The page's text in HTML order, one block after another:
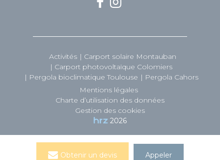
Obtenir un devis Appeler
Activités
Carport solaire Montauban
Carport photovoltaïque Colomiers
Pergola bioclimatique Toulouse
Pergola Cahors
Mentions légales
Charte d’utilisation des données
Gestion des cookies
2026